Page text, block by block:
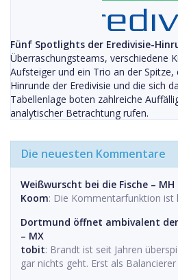
Fünf Spotlights der Eredivisie-
Überraschungsteams, verschiedene
Aufsteiger und ein Trio an der Spitze,
Hinrunde der Eredivisie und die sich
Tabellenlage boten zahlreiche
analytischer Betrachtung rufen.
Die neuesten Kommentare
Weißwurscht bei die Fische – MH
Koom: Die Kommentarfunktion ist
Dortmund öffnet ambivalent
– MX
tobit: Brandt ist seit Jahren
gar nichts geht. Erst als